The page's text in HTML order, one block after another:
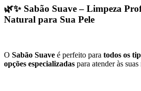
🌿✨ Sabão Suave – Limpeza
Natural para Sua Pele
O Sabão Suave é perfeito para todos os
opções especializadas para atender às suas